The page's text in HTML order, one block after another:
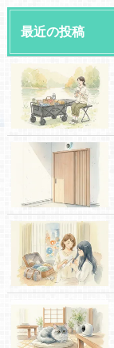
最近の投稿